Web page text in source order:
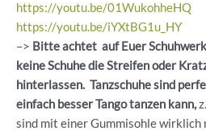
https://youtu.be/01WukohheHQ
https://youtu.be/iYXtBG1u_HY
–> Bitte achtet auf Euer
keine Schuhe die Streifen oder
hinterlassen. Tanzschuhe sind
einfach besser Tango tanzen kann,
sind mit einer Gummisohle wirklich